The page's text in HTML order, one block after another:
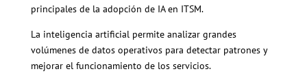
principales de la adopción de IA en ITSM.
La inteligencia artificial permite analizar grandes
volúmenes de datos operativos para detectar patrones y
mejorar el funcionamiento de los servicios.